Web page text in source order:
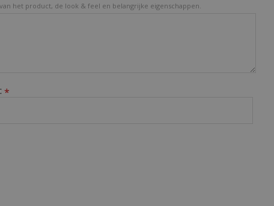
het product, de look & feel en belangrijke eigenschappen.
*